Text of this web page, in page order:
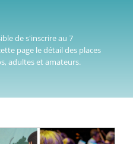
de s'inscrire au 7
page le détail des places
adultes et amateurs.